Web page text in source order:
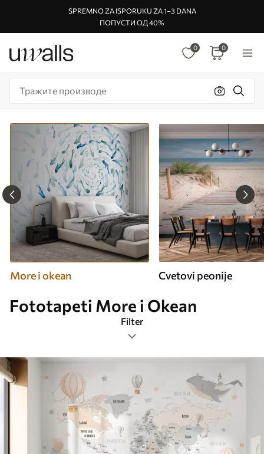
SPREMNO ZA ISPORUKU ZA 1–3 DANA
ПОПУСТИ ОД 40%
0 0
More i okean Cvetovi peonije
Fototapeti More i Okean
Filter
Ознаке
Формат слике
Боја
Паметно